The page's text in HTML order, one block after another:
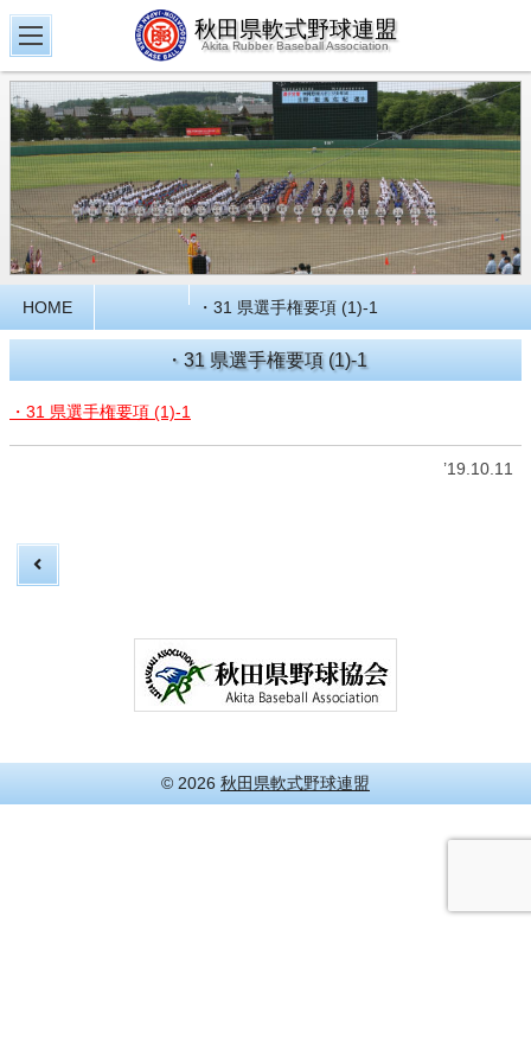
秋田県軟式野球連盟
Akita Rubber Baseball Association
HOME ・31 県選手権要項 (1)-1
・31 県選手権要項 (1)-1
・31 県選手権要項 (1)-1
’19.10.11
© 2026 秋田県軟式野球連盟